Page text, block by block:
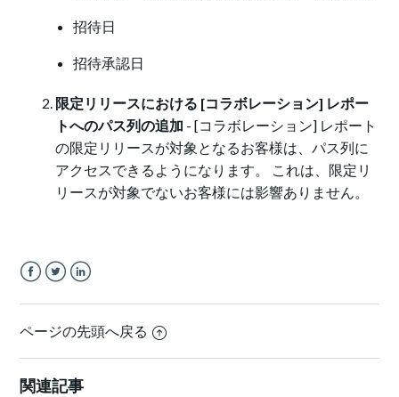
招待日
招待承認日
限定リリースにおける [コラボレーション] レポー
トへのパス列の追加 - [コラボレーション] レポート
の限定リリースが対象となるお客様は、パス列に
アクセスできるようになります。 これは、限定リ
リースが対象でないお客様には影響ありません。
ページの先頭へ戻る
関連記事